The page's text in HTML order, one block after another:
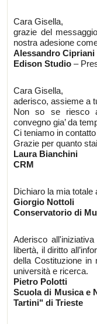
Cara Gisella,
grazie del
nostra adesione
Alessandro Cipriani
Edison Studio –
Cara Gisella,
aderisco, assieme a
Non so se riesco
convegno gia’ da
Ci teniamo in
Grazie per quanto
Laura Bianchini
CRM
Dichiaro la mia totale
Giorgio Nottoli
Conservatorio di
Aderisco
libertà, il diritto
della Costituzione in
università e ricerca.
Pietro Polotti
Scuola di Musica e
Tartini" di Trieste